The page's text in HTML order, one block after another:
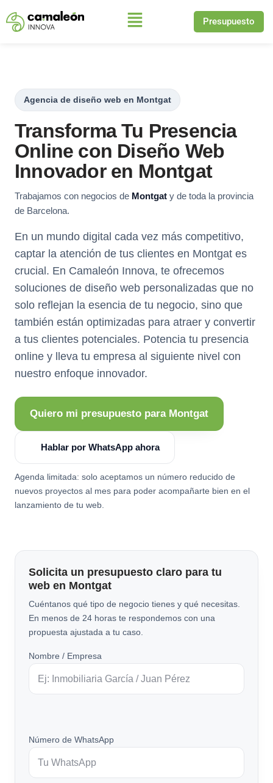
Saltar
Presupuesto
Agencia de diseño web en Montgat
Transforma Tu Presencia
Online con Diseño Web
Innovador en Montgat
Trabajamos con negocios de Montgat y de toda la provincia
de Barcelona.
En un mundo digital cada vez más competitivo,
captar la atención de tus clientes en Montgat es
crucial. En Camaleón Innova, te ofrecemos
soluciones de diseño web personalizadas que no
solo reflejan la esencia de tu negocio, sino que
también están optimizadas para atraer y convertir
a tus clientes potenciales. Potencia tu presencia
online y lleva tu empresa al siguiente nivel con
nuestro enfoque innovador.
Quiero mi presupuesto para Montgat
Hablar por WhatsApp ahora
Agenda limitada: solo aceptamos un número reducido de
nuevos proyectos al mes para poder acompañarte bien en el
lanzamiento de tu web.
Solicita un presupuesto claro para tu
web en Montgat
Cuéntanos qué tipo de negocio tienes y qué necesitas.
En menos de 24 horas te respondemos con una
propuesta ajustada a tu caso.
Nombre / Empresa
Número de WhatsApp